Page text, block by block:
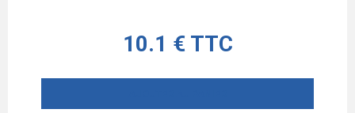
10.1 € TTC